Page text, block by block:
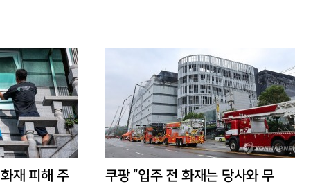
재 피해 주
쿠팡 “입주 전 화재는 당사와 무